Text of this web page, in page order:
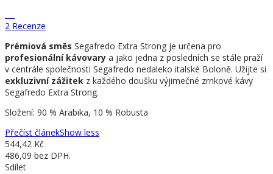
2 Recenze
Prémiová směs Segafredo Extra Strong je určena pro
profesionální kávovary a jako jedna z posledních se stále praží
v centrále společnosti Segafredo nedaleko italské Boloně. Užijte si
exkluzivní zážitek z každého doušku výjimečné zrnkové kávy
Segafredo Extra Strong.
Složení: 90 % Arabika, 10 % Robusta
Přečíst článekShow less
544,42 Kč
486,09 bez DPH.
Sdílet